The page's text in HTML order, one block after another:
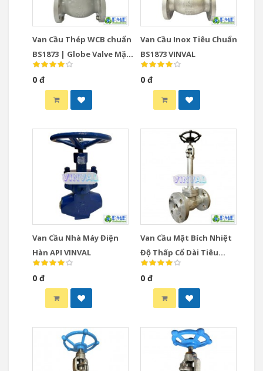
Van Cầu Thép WCB chuẩn
BS1873 | Globe Valve Mặt
Bích Class 150–600 Chính
Hãng VINVAL
0 đ
Van Cầu Inox Tiêu Chuẩn
BS1873 VINVAL
0 đ
Van Cầu Nhà Máy Điện
Hàn API VINVAL
0 đ
Van Cầu Mặt Bích Nhiệt
Độ Thấp Cổ Dài Tiêu
Chuẩn Mỹ VINVAL
0 đ